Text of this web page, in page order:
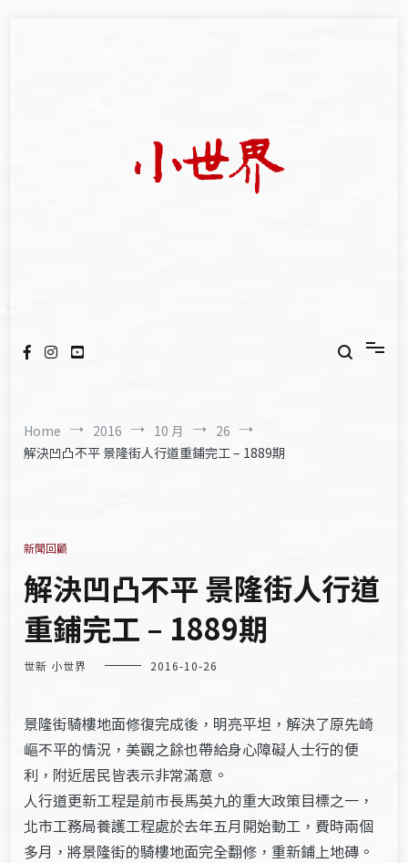
Home 2016 10 月
26
解決凹凸不平 景隆街人行道重鋪完工 – 1889期
新聞回顧
解決凹凸不平 景隆街人行道
重鋪完工 – 1889期
世新 小世界 2016-10-26
景隆街騎樓地面修復完成後，明亮平坦，解決了原先崎
嶇不平的情況，美觀之餘也帶給身心障礙人士行的便
利，附近居民皆表示非常滿意。
人行道更新工程是前市長馬英九的重大政策目標之一，
北市工務局養護工程處於去年五月開始動工，費時兩個
多月，將景隆街的騎樓地面完全翻修，重新鋪上地磚。